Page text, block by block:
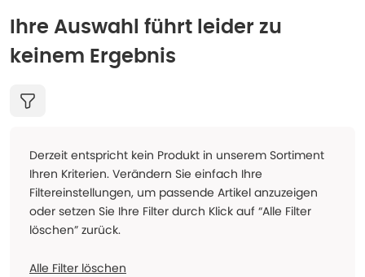
Ihre Auswahl führt leider zu
keinem Ergebnis
Derzeit entspricht kein Produkt in unserem Sortiment
Ihren Kriterien. Verändern Sie einfach Ihre
Filtereinstellungen, um passende Artikel anzuzeigen
oder setzen Sie Ihre Filter durch Klick auf “Alle Filter
löschen” zurück.
Alle Filter löschen